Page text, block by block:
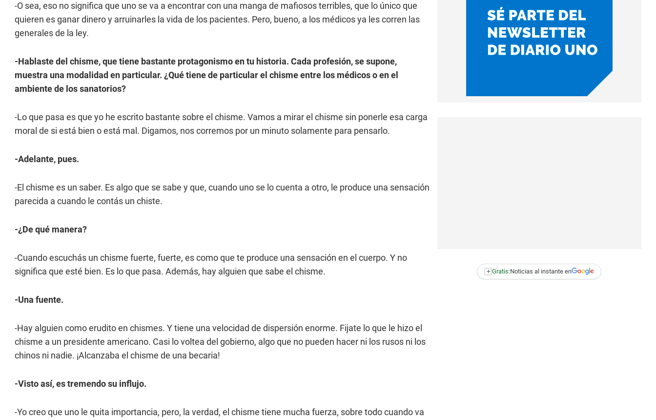
-O sea, eso no significa que uno se va a encontrar con una manga de mafiosos terribles, que lo único que
quieren es ganar dinero y arruinarles la vida de los pacientes. Pero, bueno, a los médicos ya les corren las
generales de la ley.
-Hablaste del chisme, que tiene bastante protagonismo en tu historia. Cada profesión, se supone,
muestra una modalidad en particular. ¿Qué tiene de particular el chisme entre los médicos o en el
ambiente de los sanatorios?
-Lo que pasa es que yo he escrito bastante sobre el chisme. Vamos a mirar el chisme sin ponerle esa carga
moral de si está bien o está mal. Digamos, nos corremos por un minuto solamente para pensarlo.
-Adelante, pues.
-El chisme es un saber. Es algo que se sabe y que, cuando uno se lo cuenta a otro, le produce una sensación
parecida a cuando le contás un chiste.
-¿De qué manera?
-Cuando escuchás un chisme fuerte, fuerte, es como que te produce una sensación en el cuerpo. Y no
significa que esté bien. Es lo que pasa. Además, hay alguien que sabe el chisme.
-Una fuente.
-Hay alguien como erudito en chismes. Y tiene una velocidad de dispersión enorme. Fijate lo que le hizo el
chisme a un presidente americano. Casi lo voltea del gobierno, algo que no pueden hacer ni los rusos ni los
chinos ni nadie. ¡Alcanzaba el chisme de una becaria!
-Visto así, es tremendo su influjo.
-Yo creo que uno le quita importancia, pero, la verdad, el chisme tiene mucha fuerza, sobre todo cuando va
+ Gratis:Noticias al instante en